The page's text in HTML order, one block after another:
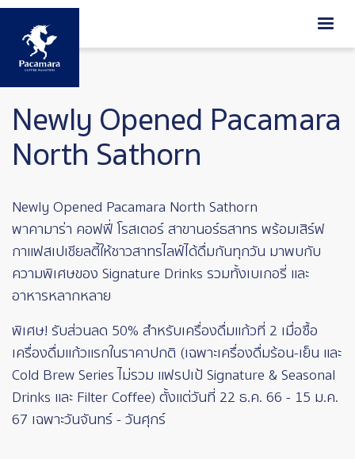
ข้ามไปยังเนื้อหาหลัก
Newly Opened Pacamara
North Sathorn
Newly Opened Pacamara North Sathorn
พาคามาร่า คอฟฟี่ โรสเตอร์ สาขานอร์ธสาทร พร้อมเสิร์ฟ
กาแฟสเปเชียลตี้ให้ชาวสาทรไลฟ์ได้ดื่มกันทุกวัน มาพบกับ
ความพิเศษของ Signature Drinks รวมทั้งเบเกอรี่ และ
อาหารหลากหลาย
พิเศษ! รับส่วนลด 50% สำหรับเครื่องดื่มแก้วที่ 2 เมื่อซื้อ
เครื่องดื่มแก้วแรกในราคาปกติ (เฉพาะเครื่องดื่มร้อน-เย็น และ
Cold Brew Series ไม่รวม แฟรปเป้ Signature & Seasonal
Drinks และ Filter Coffee) ตั้งแต่วันที่ 22 ธ.ค. 66 - 15 ม.ค.
67 เฉพาะวันจันทร์ - วันศุกร์